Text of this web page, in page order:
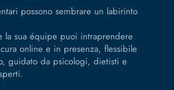
possono sembrare un labirinto
la sua équipe puoi intraprendere
online e in presenza, flessibile
guidato da psicologi, dietisti e